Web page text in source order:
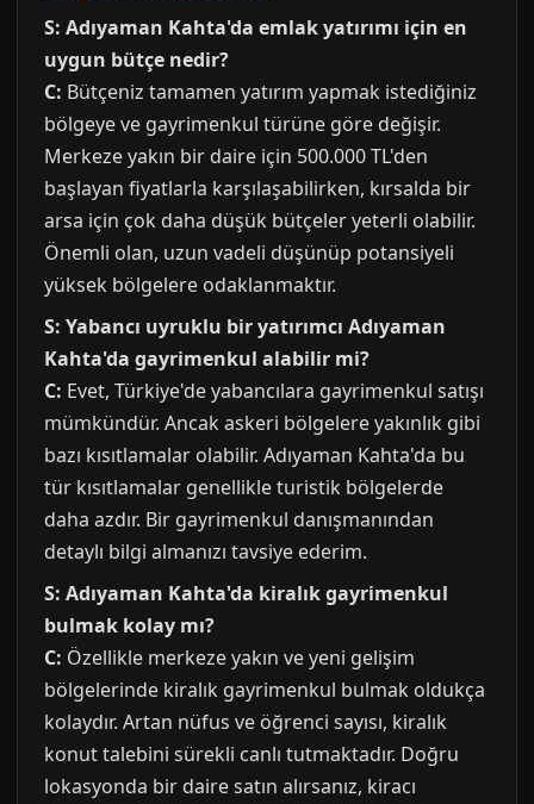
S: Adıyaman Kahta'da emlak yatırımı için en
uygun bütçe nedir?
C: Bütçeniz tamamen yatırım yapmak istediğiniz
bölgeye ve gayrimenkul türüne göre değişir.
Merkeze yakın bir daire için 500.000 TL'den
başlayan fiyatlarla karşılaşabilirken, kırsalda bir
arsa için çok daha düşük bütçeler yeterli olabilir.
Önemli olan, uzun vadeli düşünüp potansiyeli
yüksek bölgelere odaklanmaktır.
S: Yabancı uyruklu bir yatırımcı Adıyaman
Kahta'da gayrimenkul alabilir mi?
C: Evet, Türkiye'de yabancılara gayrimenkul satışı
mümkündür. Ancak askeri bölgelere yakınlık gibi
bazı kısıtlamalar olabilir. Adıyaman Kahta'da bu
tür kısıtlamalar genellikle turistik bölgelerde
daha azdır. Bir gayrimenkul danışmanından
detaylı bilgi almanızı tavsiye ederim.
S: Adıyaman Kahta'da kiralık gayrimenkul
bulmak kolay mı?
C: Özellikle merkeze yakın ve yeni gelişim
bölgelerinde kiralık gayrimenkul bulmak oldukça
kolaydır. Artan nüfus ve öğrenci sayısı, kiralık
konut talebini sürekli canlı tutmaktadır. Doğru
lokasyonda bir daire satın alırsanız, kiracı